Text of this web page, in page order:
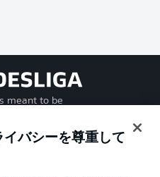
meant to be
バシーを尊重して